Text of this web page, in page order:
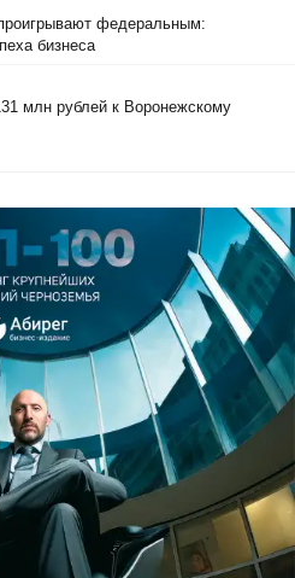
федеральным:
бизнеса
млн рублей к Воронежскому